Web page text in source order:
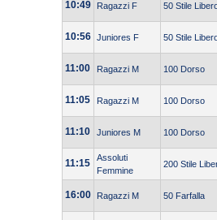
10:49 Ragazzi F 50 Stile
10:56 Juniores F 50 Stile
11:00 Ragazzi M 100 Dorso
11:05 Ragazzi M 100 Dorso
11:10 Juniores M 100 Dorso
11:15
Assoluti
Femmine
200 Stile
16:00 Ragazzi M 50 Farfalla